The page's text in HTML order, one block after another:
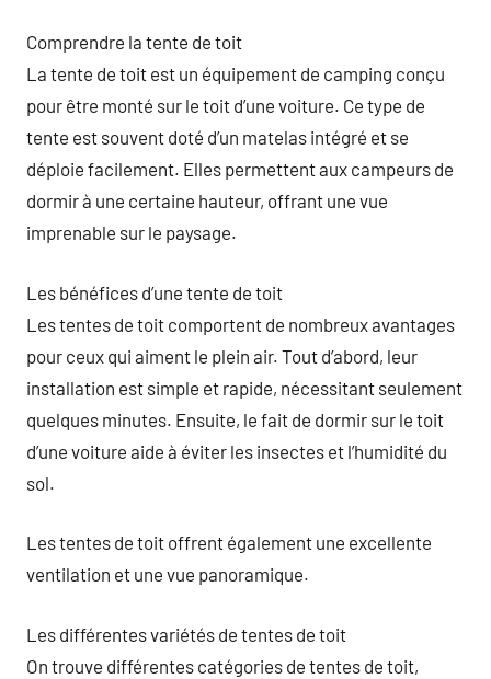
Comprendre la tente de toit
La tente de toit est un équipement de camping conçu
pour être monté sur le toit d’une voiture. Ce type de
tente est souvent doté d’un matelas intégré et se
déploie facilement. Elles permettent aux campeurs de
dormir à une certaine hauteur, offrant une vue
imprenable sur le paysage.
Les bénéfices d’une tente de toit
Les tentes de toit comportent de nombreux avantages
pour ceux qui aiment le plein air. Tout d’abord, leur
installation est simple et rapide, nécessitant seulement
quelques minutes. Ensuite, le fait de dormir sur le toit
d’une voiture aide à éviter les insectes et l’humidité du
sol.
Les tentes de toit offrent également une excellente
ventilation et une vue panoramique.
Les différentes variétés de tentes de toit
On trouve différentes catégories de tentes de toit,